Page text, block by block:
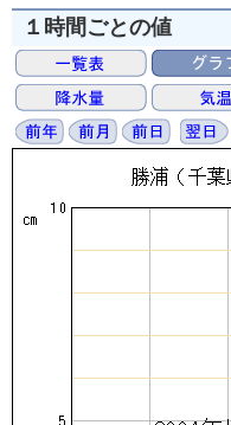
１時間ごとの値